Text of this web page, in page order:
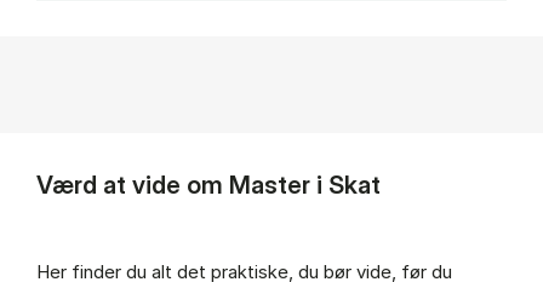
Værd at vide om Master i Skat
Her finder du alt det praktiske, du bør vide, før du